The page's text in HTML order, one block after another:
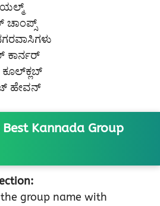
ಚಾಂಪ್ಸ್
ಕಾರ್ನರ್
ಹೇವನ್
Kannada Group
group name with